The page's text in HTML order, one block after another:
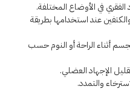
في الأوضاع المختلفة.
عند استخدامها بطريقة
أثناء الراحة أو النوم حسب
الإجهاد العضلي.
والتمدد.